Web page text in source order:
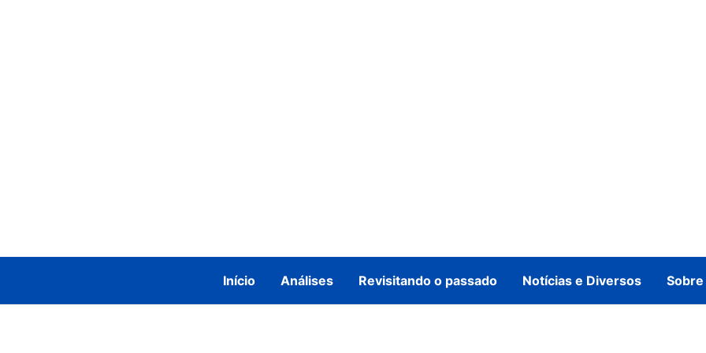
Início Análises Revisitando o passado Notícias e Diversos Sobre